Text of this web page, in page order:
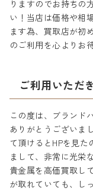
りますのでお持ちの
い！当店は価格や相
ます為、買取店が初
のご利用を心よりお
ご利用いただ
この度は、ブランド
ありがとうございま
て頂けるとHPを見
まして、非常に光栄
貴金属を高価買取し
が取れていても、し